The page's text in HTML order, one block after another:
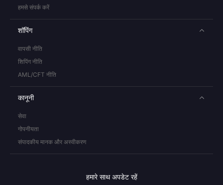
हमसे संपर्क करें
शॉपिंग
वापसी नीति
शिपिंग नीति
AML/CFT नीति
कानूनी
सेवा
गोपनीयता
संपादकीय मानक और अस्वीकरण
हमारे साथ अपडेट रहें